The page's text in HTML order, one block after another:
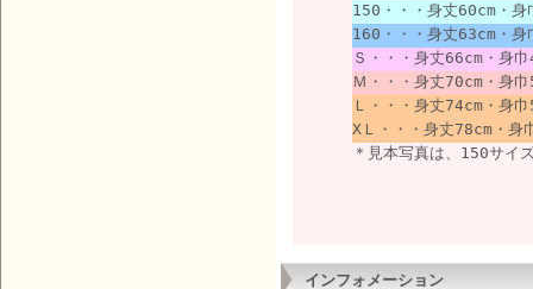
150・・・身丈60cm・
160・・・身丈63cm・
Ｓ・・・身丈66cm・身
Ｍ・・・身丈70cm・身
Ｌ・・・身丈74cm・身
XＬ・・・身丈78cm・
＊見本写真は、150サイ
インフォメーション